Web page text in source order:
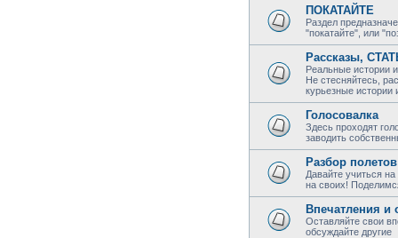
ПОКАТАЙТЕ
Раздел
"покатайте", или
Рассказы,
Реальные истории
Не стесняйтесь,
курьезные истории
Голосовалка
Здесь проходят
заводить
Разбор полетов
Давайте учиться
на своих!
Впечатления и
Оставляйте свои
обсуждайте другие